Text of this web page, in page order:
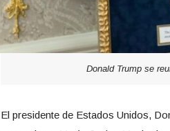
Donald Trump se
El presidente de Estados Unidos,